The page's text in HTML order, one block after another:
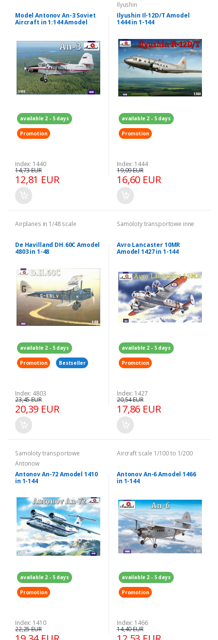
Model Antonov An-3 Soviet
Aircraft in 1:144 Amodel
available 2 - 5 days
Promotion
Index: 1440
12,81 EUR
14,73 EUR
Ilyushin
Ilyushin Il-12D/T Amodel
1444 in 1-144
available 2 - 5 days
Promotion
Index: 1444
16,60 EUR
19,09 EUR
Airplanes in 1/48 scale
De Havilland DH.60C Amodel
4803 in 1-48
available 2 - 5 days
Promotion Bestseller
Index: 4803
20,39 EUR
23,45 EUR
Samoloty transportowe inne
Avro Lancaster 10MR
Amodel 1427 in 1-144
available 2 - 5 days
Promotion
Index: 1427
17,86 EUR
20,54 EUR
Samoloty transportowe
Antonow
Antonov An-72 Amodel 1410
in 1-144
available 2 - 5 days
Promotion
Index: 1410
22,25 EUR
Aircraft scale 1/100 to 1/200
Antonov An-6 Amodel 1466
in 1-144
available 2 - 5 days
Promotion
Index: 1466
14,40 EUR